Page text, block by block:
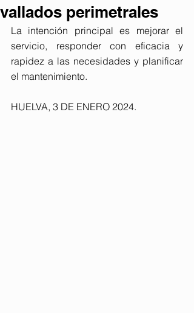
vallados perimetrales
La intención principal es mejorar el
servicio, responder con eficacia y
rapidez a las necesidades y planificar
el mantenimiento.
HUELVA, 3 DE ENERO 2024.